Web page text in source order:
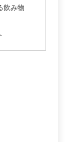
飲み物